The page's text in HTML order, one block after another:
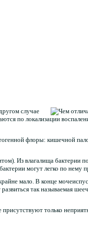
случае
по локализации
флоры: кишечной
Из влагалища бактерии
могут легко по нему
мало. В конце
так называемая
только